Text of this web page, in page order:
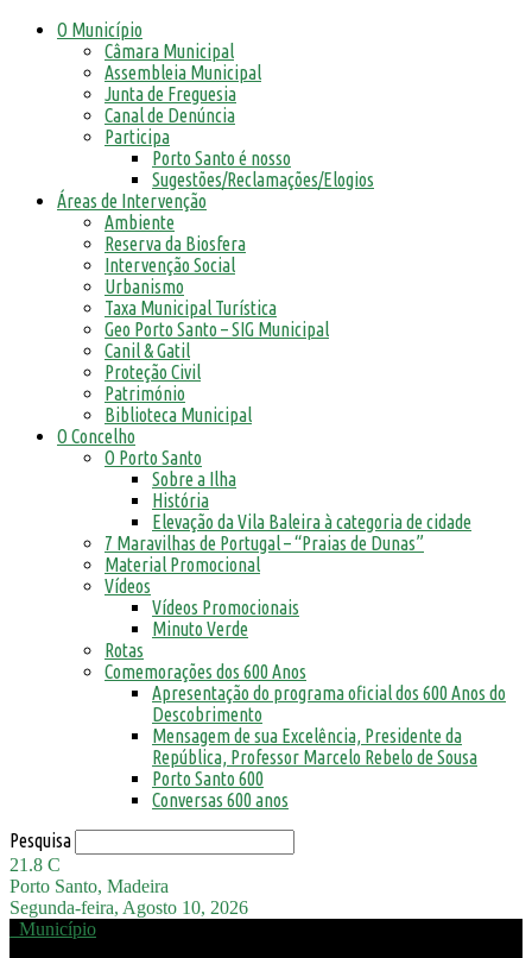
O Município
Câmara Municipal
Assembleia Municipal
Junta de Freguesia
Canal de Denúncia
Participa
Porto Santo é nosso
Sugestões/Reclamações/Elogios
Áreas de Intervenção
Ambiente
Reserva da Biosfera
Intervenção Social
Urbanismo
Taxa Municipal Turística
Geo Porto Santo – SIG Municipal
Canil & Gatil
Proteção Civil
Património
Biblioteca Municipal
O Concelho
O Porto Santo
Sobre a Ilha
História
Elevação da Vila Baleira à categoria de cidade
7 Maravilhas de Portugal – “Praias de Dunas”
Material Promocional
Vídeos
Vídeos Promocionais
Minuto Verde
Rotas
Comemorações dos 600 Anos
Apresentação do programa oficial dos 600 Anos do
Descobrimento
Mensagem de sua Excelência, Presidente da
República, Professor Marcelo Rebelo de Sousa
Porto Santo 600
Conversas 600 anos
Pesquisa
21.8 C
Porto Santo, Madeira
Segunda-feira, Agosto 10, 2026
Município